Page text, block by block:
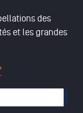
des
et les grandes